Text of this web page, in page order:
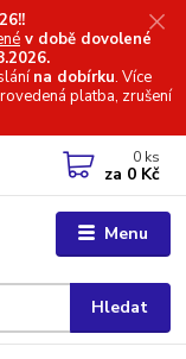
v době dovolené
na dobírku. Více
platba, zrušení
Menu
Hledat
0 ks
za 0 Kč